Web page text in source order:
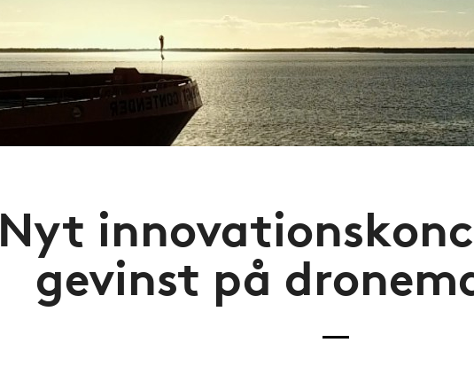
Nyt
gevinst på